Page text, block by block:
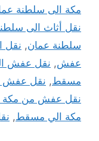
مكة الى سلطنة
نقل أثاث الى
سلطنة عمان, نقل
عفش, نقل عفش
مسقط, نقل عفش
نقل عفش من مكة
مكة الي مسقط,